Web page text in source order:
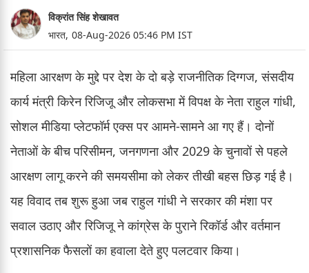
विक्रांत सिंह शेखावत
भारत, 08-Aug-2026 05:46 PM IST
महिला आरक्षण के मुद्दे पर देश के दो बड़े राजनीतिक दिग्गज, संसदीय
कार्य मंत्री किरेन रिजिजू और लोकसभा में विपक्ष के नेता राहुल गांधी,
सोशल मीडिया प्लेटफॉर्म एक्स पर आमने-सामने आ गए हैं। दोनों
नेताओं के बीच परिसीमन, जनगणना और 2029 के चुनावों से पहले
आरक्षण लागू करने की समयसीमा को लेकर तीखी बहस छिड़ गई है।
यह विवाद तब शुरू हुआ जब राहुल गांधी ने सरकार की मंशा पर
सवाल उठाए और रिजिजू ने कांग्रेस के पुराने रिकॉर्ड और वर्तमान
प्रशासनिक फैसलों का हवाला देते हुए पलटवार किया।